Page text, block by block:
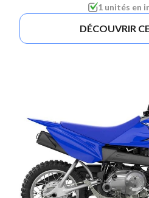
1 unités en
DÉCOUVRIR